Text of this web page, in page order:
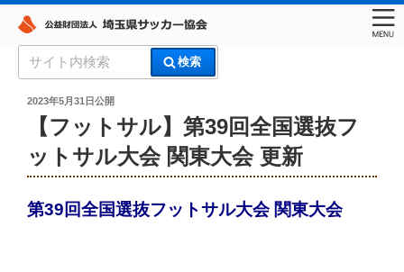
索:
検索
埼玉県サッカー協会
投
2023年5月31日公開
【フットサル】第39回全国選抜フ
ットサル大会 関東大会 更新
第39回全国選抜フットサル大会 関東大会